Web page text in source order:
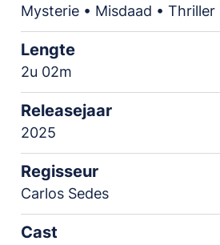
Mysterie • Misdaad • Thriller
Lengte
2u 02m
Releasejaar
2025
Regisseur
Carlos Sedes
Cast